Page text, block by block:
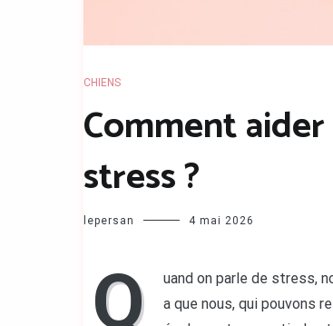
CHIENS
Comment
stress ?
lepersan 4 mai 2026
Q
uand on parle de stress,
a que nous, qui pouvons